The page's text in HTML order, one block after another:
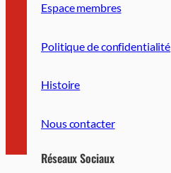
Espace membres
Politique de confidentialité
Histoire
Nous contacter
Réseaux Sociaux